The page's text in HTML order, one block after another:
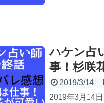
ハケン占
事！杉咲
2019/3/14
2019年3月14